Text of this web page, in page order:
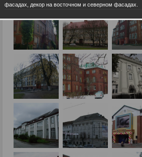
фасадах, декор на восточном и северном фасадах.